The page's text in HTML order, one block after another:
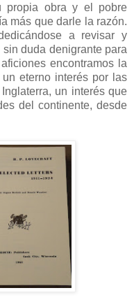
propia obra y el pobre
más que darle la razón.
a revisar y
duda denigrante para
encontramos la
eterno interés por las
un interés que
del continente, desde